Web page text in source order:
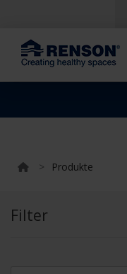
> Produkte
Filter